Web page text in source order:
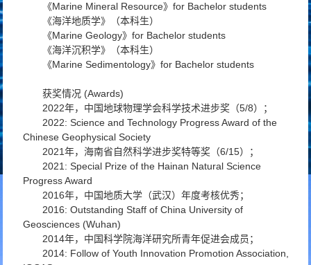
《Marine Mineral Resource》for Bachelor students
《海洋地质学》（本科生）
《Marine Geology》for Bachelor students
《海洋沉积学》（本科生）
《Marine Sedimentology》for Bachelor students
获奖情况 (Awards)
2022年，中国地球物理学会科学技术进步奖（5/8）；
2022: Science and Technology Progress Award of the
Chinese Geophysical Society
2021年，海南省自然科学进步奖特等奖（6/15）；
2021: Special Prize of the Hainan Natural Science
Progress Award
2016年，中国地质大学（武汉）年度考核优秀；
2016: Outstanding Staff of China University of
Geosciences (Wuhan)
2014年，中国科学院海洋研究所青年促进会成员；
2014: Follow of Youth Innovation Promotion Association,